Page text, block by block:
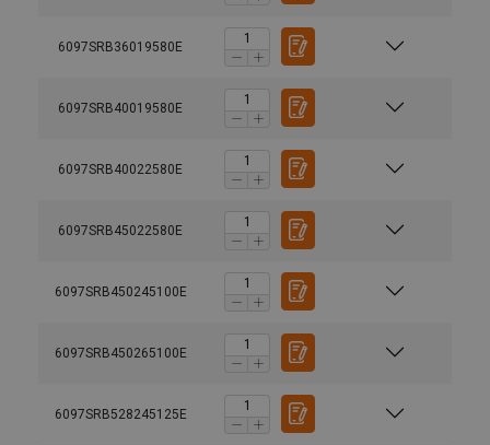
6097SRB36019580E
6097SRB40019580E
6097SRB40022580E
6097SRB45022580E
6097SRB450245100E
6097SRB450265100E
6097SRB528245125E